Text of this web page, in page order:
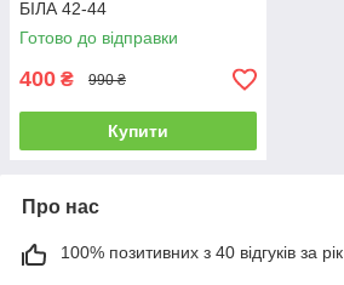
БІЛА 42-44
Готово до відправки
400 ₴ 990 ₴
Купити
Про нас
100% позитивних з 40 відгуків за рік